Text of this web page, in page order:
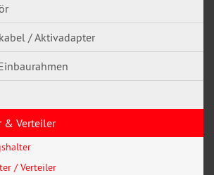
/ Aktivadapter
& Verteiler
/ Verteiler